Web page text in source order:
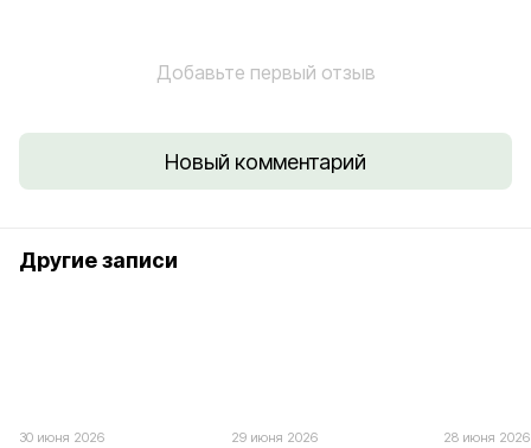
Добавьте первый отзыв
Новый комментарий
Другие записи
30 июня 2026 29 июня 2026 28 июня 2026